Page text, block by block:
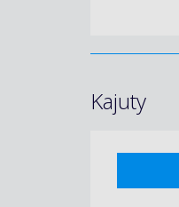
Kajuty